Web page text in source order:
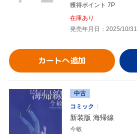
獲得ポイント 7P
在庫あり
発売年月日：2025/10/31
カートへ追加
中古
コミック
新装版 海帰線
今敏